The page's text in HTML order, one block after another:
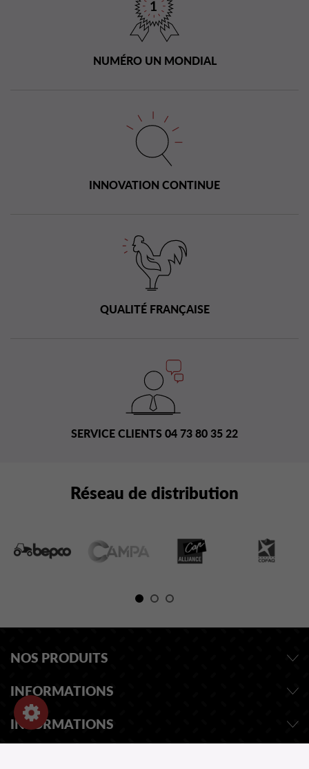
NUMÉRO UN MONDIAL
INNOVATION CONTINUE
QUALITÉ FRANÇAISE
SERVICE CLIENTS 04 73 80 35 22
Réseau de distribution
NOS PRODUITS
INFORMATIONS
INFORMATIONS